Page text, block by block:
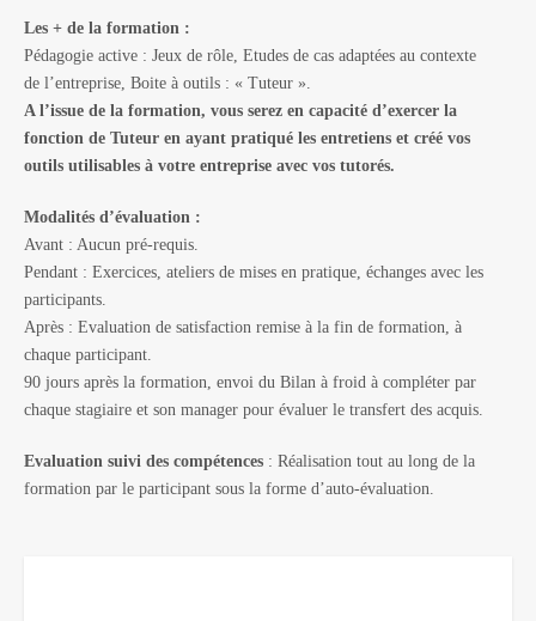
Les + de la formation :
Pédagogie active : Jeux de rôle, Etudes de cas adaptées au contexte
de l’entreprise, Boite à outils : « Tuteur ».
A l’issue de la formation, vous serez en capacité d’exercer la
fonction de Tuteur en ayant pratiqué les entretiens et créé vos
outils utilisables à votre entreprise avec vos tutorés.
Modalités d’évaluation :
Avant : Aucun pré-requis.
Pendant : Exercices, ateliers de mises en pratique, échanges avec les
participants.
Après : Evaluation de satisfaction remise à la fin de formation, à
chaque participant.
90 jours après la formation, envoi du Bilan à froid à compléter par
chaque stagiaire et son manager pour évaluer le transfert des acquis.
Evaluation suivi des compétences : Réalisation tout au long de la
formation par le participant sous la forme d’auto-évaluation.